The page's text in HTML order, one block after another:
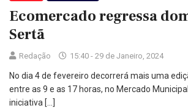
Ecomercado regressa
Sertã
Redação 15:40 - 29 de Janeiro, 2024
No dia 4 de fevereiro decorrerá mais uma
entre as 9 e as 17 horas, no Mercado
iniciativa […]